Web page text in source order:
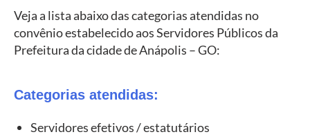
Veja a lista abaixo das categorias atendidas no
convênio estabelecido aos Servidores Públicos da
Prefeitura da cidade de Anápolis – GO:
Categorias atendidas:
Servidores efetivos / estatutários